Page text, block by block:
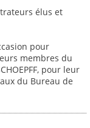
élus et
pour
membres du
pour leur
du Bureau de